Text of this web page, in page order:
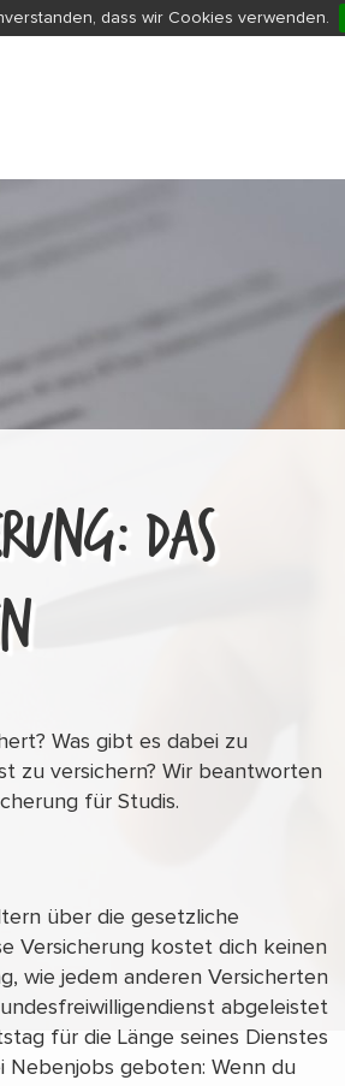
dass wir Cookies verwenden.
DAS
Was gibt es dabei zu
zu versichern? Wir beantworten
für Studis.
über die gesetzliche
Versicherung kostet dich keinen
wie jedem anderen Versicherten
abgeleistet
für die Länge seines Dienstes
Nebenjobs geboten: Wenn du